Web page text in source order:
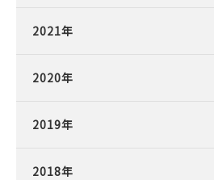
2021年
2020年
2019年
2018年